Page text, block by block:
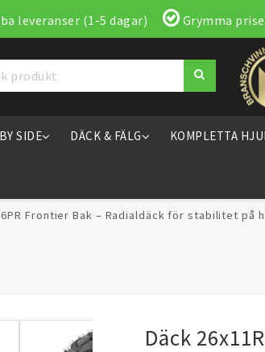
leveranser (1-5 dagar) Grymma
SIDE DÄCK & FÄLG KOMPLETTA
6PR Frontier Bak – Radialdäck för stabilitet på
Däck